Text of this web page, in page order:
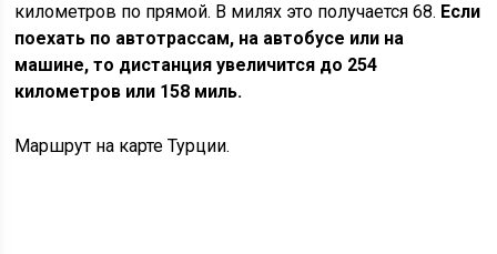
километров по прямой. В милях это получается 68. Если
поехать по автотрассам, на автобусе или на
машине, то дистанция увеличится до 254
километров или 158 миль.
Маршрут на карте Турции.